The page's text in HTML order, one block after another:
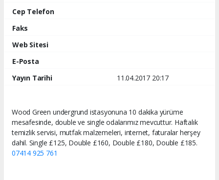
Cep Telefon
Faks
Web Sitesi
E-Posta
Yayın Tarihi
11.04.2017 20:17
Wood Green undergrund istasyonuna 10 dakika yürüme
mesafesinde, double ve single odalarımız mevcuttur. Haftalık
temizlik servisi, mutfak malzemeleri, internet, faturalar herşey
dahil. Single £125, Double £160, Double £180, Double £185.
07414 925 761